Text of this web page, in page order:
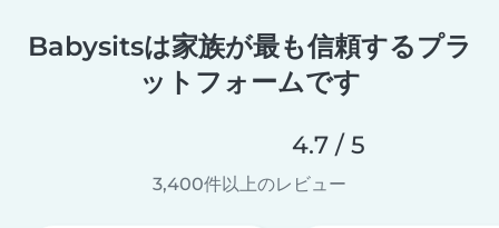
Babysitsは家族が最も信頼するプラ
ットフォームです
4.7 / 5
3,400件以上のレビュー